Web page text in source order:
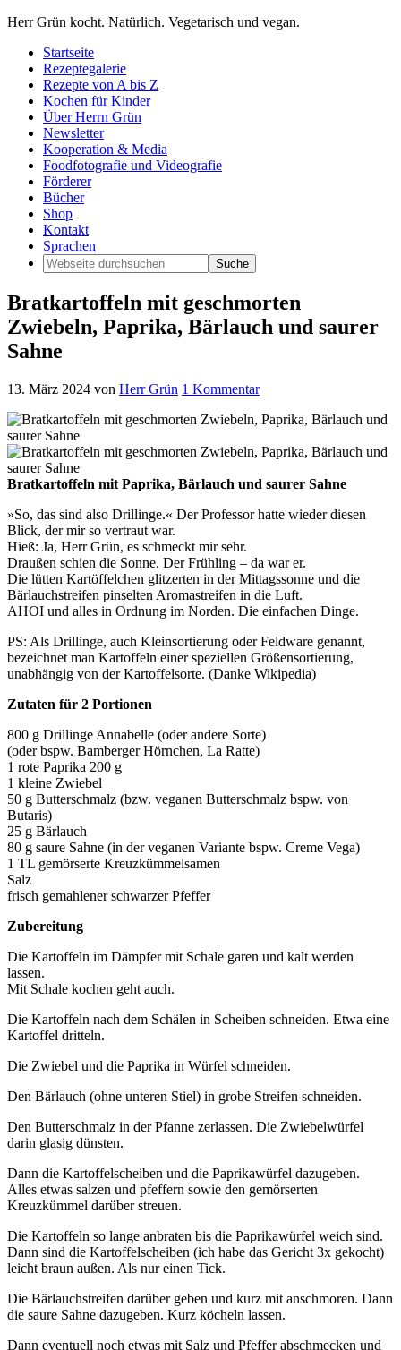
Herr Grün kocht. Natürlich. Vegetarisch und vegan.
Startseite
Rezeptegalerie
Rezepte von A bis Z
Kochen für Kinder
Über Herrn Grün
Newsletter
Kooperation & Media
Foodfotografie und Videografie
Förderer
Bücher
Shop
Kontakt
Sprachen
Bratkartoffeln mit geschmorten
Zwiebeln, Paprika, Bärlauch und saurer
Sahne
13. März 2024 von Herr Grün 1 Kommentar
Bratkartoffeln mit Paprika, Bärlauch und saurer Sahne
»So, das sind also Drillinge.« Der Professor hatte wieder diesen
Blick, der mir so vertraut war.
Hieß: Ja, Herr Grün, es schmeckt mir sehr.
Draußen schien die Sonne. Der Frühling – da war er.
Die lütten Kartöffelchen glitzerten in der Mittagssonne und die
Bärlauchstreifen pinselten Aromastreifen in die Luft.
AHOI und alles in Ordnung im Norden. Die einfachen Dinge.
PS: Als Drillinge, auch Kleinsortierung oder Feldware genannt,
bezeichnet man Kartoffeln einer speziellen Größensortierung,
unabhängig von der Kartoffelsorte. (Danke Wikipedia)
Zutaten für 2 Portionen
800 g Drillinge Annabelle (oder andere Sorte)
(oder bspw. Bamberger Hörnchen, La Ratte)
1 rote Paprika 200 g
1 kleine Zwiebel
50 g Butterschmalz (bzw. veganen Butterschmalz bspw. von
Butaris)
25 g Bärlauch
80 g saure Sahne (in der veganen Variante bspw. Creme Vega)
1 TL gemörserte Kreuzkümmelsamen
Salz
frisch gemahlener schwarzer Pfeffer
Zubereitung
Die Kartoffeln im Dämpfer mit Schale garen und kalt werden
lassen.
Mit Schale kochen geht auch.
Die Kartoffeln nach dem Schälen in Scheiben schneiden. Etwa eine
Kartoffel dritteln.
Die Zwiebel und die Paprika in Würfel schneiden.
Den Bärlauch (ohne unteren Stiel) in grobe Streifen schneiden.
Den Butterschmalz in der Pfanne zerlassen. Die Zwiebelwürfel
darin glasig dünsten.
Dann die Kartoffelscheiben und die Paprikawürfel dazugeben.
Alles etwas salzen und pfeffern sowie den gemörserten
Kreuzkümmel darüber streuen.
Die Kartoffeln so lange anbraten bis die Paprikawürfel weich sind.
Dann sind die Kartoffelscheiben (ich habe das Gericht 3x gekocht)
leicht braun außen. Als nur einen Tick.
Die Bärlauchstreifen darüber geben und kurz mit anschmoren. Dann
die saure Sahne dazugeben. Kurz köcheln lassen.
Dann eventuell noch etwas mit Salz und Pfeffer abschmecken und